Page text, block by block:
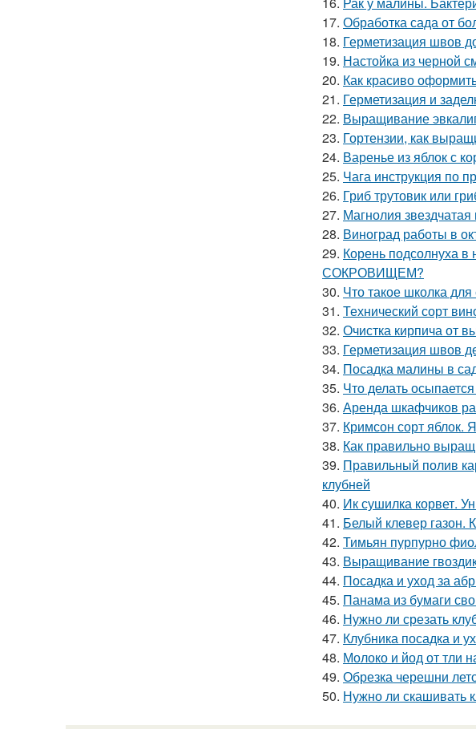
17. Обработка сада от
18. Герметизация швов
19. Настойка из черной
20. Как красиво
21. Герметизация и
22. Выращивание
23. Гортензии, как
24. Варенье из яблок с
25. Чага инструкция
26. Гриб трутовик или
27. Магнолия
28. Виноград работы в
29. Корень
СОКРОВИЩЕМ?
30. Что такое школка
31. Технический сорт
32. Очистка кирпича от
33. Герметизация швов
34. Посадка малины в
35. Что делать
36. Аренда шкафчиков
37. Кримсон сорт яблок.
38. Как правильно
39. Правильный полив
клубней
40. Ик сушилка корвет.
41. Белый клевер газон.
42. Тимьян пурпурно
43. Выращивание
44. Посадка и уход за
45. Панама из бумаги
46. Нужно ли срезать
47. Клубника посадка и
48. Молоко и йод от тли
49. Обрезка черешни
50. Нужно ли скашивать